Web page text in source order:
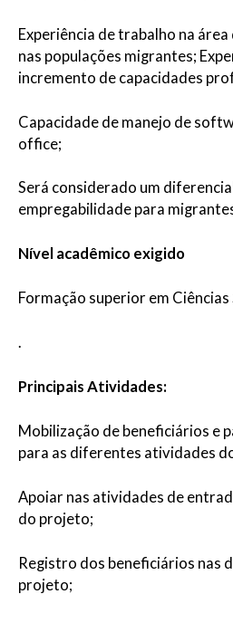
Experiência de trabalho na
nas populações migrantes;
incremento de capacidades
Capacidade de manejo de
office;
Será considerado um
empregabilidade para
Nível acadêmico exigido
Formação superior em Ciências
.
Principais Atividades:
Mobilização de beneficiários e
para as diferentes atividades
Apoiar nas atividades de
do projeto;
Registro dos beneficiários nas
projeto;